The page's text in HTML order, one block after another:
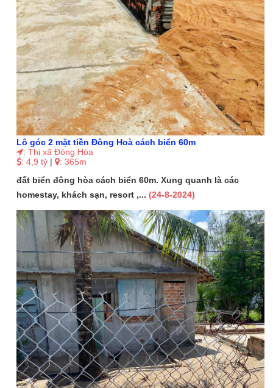
Lô góc 2 mặt tiền Đông Hoà cách biển 60m
: Thị xã Đông Hòa
: 4,9 tỷ | : 365m
đất biển đông hòa cách biển 60m. Xung quanh là các
homestay, khách sạn, resort ,...(24-8-2024)